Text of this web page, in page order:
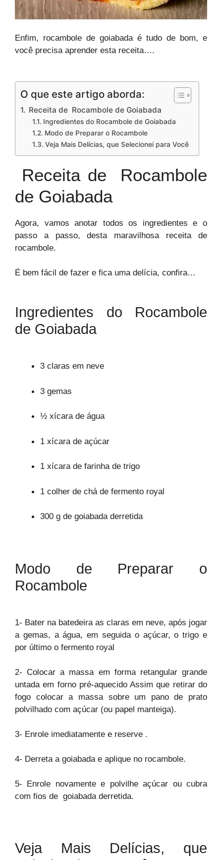
Enfim, rocambole de goiabada é tudo de bom, e
você precisa aprender esta receita….
O que este artigo aborda:
Receita de Rocambole de Goiabada
Ingredientes do Rocambole de Goiabada
Modo de Preparar o Rocambole
Veja Mais Delícias, que Selecionei para Você
Receita de Rocambole
de Goiabada
Agora, vamos anotar todos os ingredientes e o
passo a passo, desta maravilhosa receita de
rocambole.
É bem fácil de fazer e fica uma delícia, confira…
Ingredientes do Rocambole
de Goiabada
3 claras em neve
3 gemas
½ xícara de água
1 xícara de açúcar
1 xícara de farinha de trigo
1 colher de chá de fermento royal
300 g de goiabada derretida
Modo de Preparar o
Rocambole
1- Bater na batedeira as claras em neve, após jogar
a gemas, a água, em seguida o açúcar, o trigo e
por último o fermento royal
2- Colocar a massa em forma retangular grande
untada em forno pré-aquecido Assim que retirar do
fogo colocar a massa sobre um pano de prato
polvilhado com açúcar (ou papel manteiga).
3- Enrole imediatamente e reserve .
4- Derreta a goiabada e aplique no rocambole.
5- Enrole novamente e polvilhe açúcar ou cubra
com fios de goiabada derretida.
Veja Mais Delícias, que